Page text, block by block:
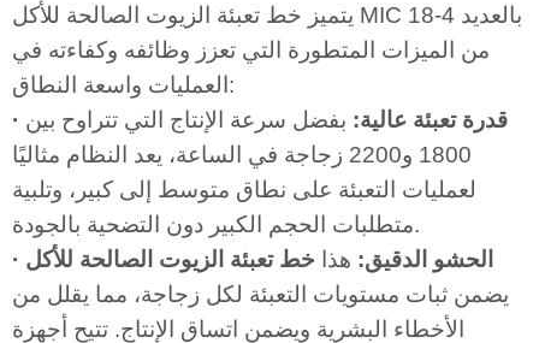
يتميز خط تعبئة الزيوت الصالحة للأكل MIC 18-4 بالعديد
من الميزات المتطورة التي تعزز وظائفه وكفاءته في
العمليات واسعة النطاق:
· قدرة تعبئة عالية: بفضل سرعة الإنتاج التي تتراوح بين
1800 و2200 زجاجة في الساعة، يعد النظام مثاليًا
لعمليات التعبئة على نطاق متوسط إلى كبير، وتلبية
متطلبات الحجم الكبير دون التضحية بالجودة.
· الحشو الدقيق: هذا خط تعبئة الزيوت الصالحة للأكل
يضمن ثبات مستويات التعبئة لكل زجاجة، مما يقلل من
الأخطاء البشرية ويضمن اتساق الإنتاج. تتيح أجهزة